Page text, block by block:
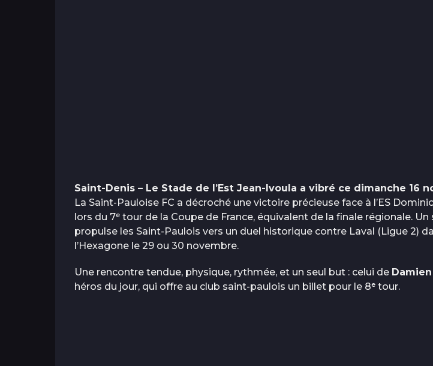
Saint-Denis – Le Stade de l’Est Jean-Ivoula a vibré ce dimanche 16
La Saint-Pauloise FC a décroché une victoire précieuse face à l’ES
lors du 7ᵉ tour de la Coupe de France, équivalent de la finale régionale. Un
propulse les Saint-Paulois vers un duel historique contre Laval (Ligue 2)
l’Hexagone le 29 ou 30 novembre.
Une rencontre tendue, physique, rythmée, et un seul but : celui de
héros du jour, qui offre au club saint-paulois un billet pour le 8ᵉ tour.